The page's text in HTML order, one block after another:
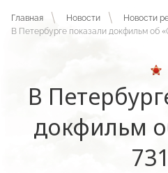
Главная Новости
Новости
В Петербурге показали докфильм об
В
докфильм